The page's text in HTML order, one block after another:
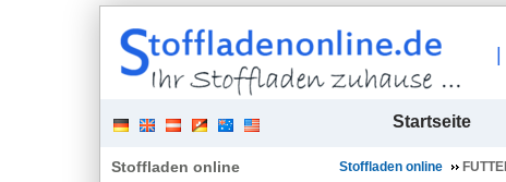
|
Startseite
Stoffladen online Stoffladen online